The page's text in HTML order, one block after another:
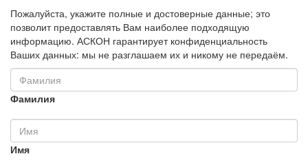
Пожалуйста, укажите полные и достоверные данные; это
позволит предоставлять Вам наиболее подходящую
информацию. АСКОН гарантирует конфиденциальность
Ваших данных: мы не разглашаем их и никому не передаём.
Фамилия
Имя